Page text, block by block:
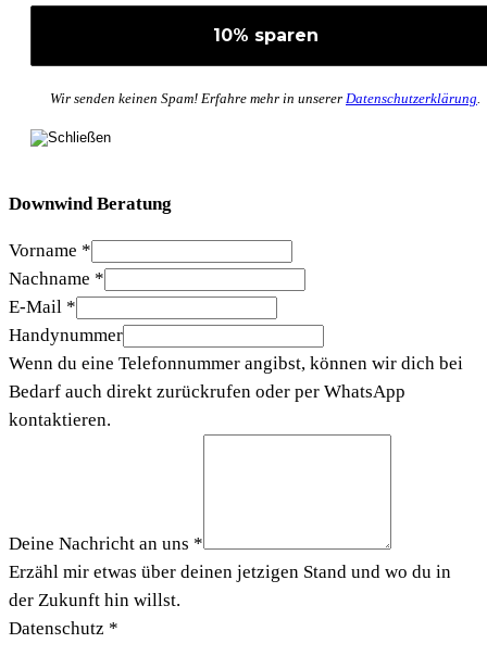
Wir senden keinen Spam! Erfahre mehr in unserer Datenschutzerklärung
Downwind Beratung
Vorname *
Nachname *
E-Mail *
Handynummer
Wenn du eine Telefonnummer angibst, können wir dich bei
Bedarf auch direkt zurückrufen oder per WhatsApp
kontaktieren.
Deine Nachricht an uns *
Erzähl mir etwas über deinen jetzigen Stand und wo du in
der Zukunft hin willst.
Datenschutz *